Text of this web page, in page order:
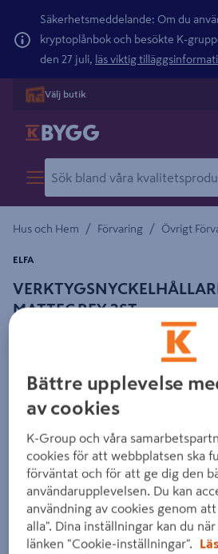
Säkerhetsmeddelande: Om du
kryptoplånbok och besökte K-
den 27 juli, läs viktig
Välj butik
Hus och Hem / Förvaring / Övrigt
MATTEGREY 2ST
ELFA
Detaljerad beskrivning finns i
Bättre upplevelse
av cookies
K-Group och våra
cookies för att webbplatsen ska
förväntat och för att ge dig den
användarupplevelsen. Du kan
användning av cookies genom
alla". Dina inställningar kan du
länken "Cookie-inställningar".